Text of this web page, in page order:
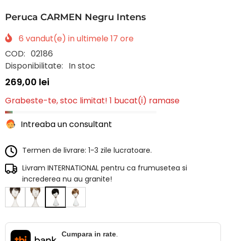
Peruca CARMEN Negru Intens
6 vandut(e) in ultimele 17 ore
COD: 02186
Disponibilitate: In stoc
269,00 lei
Grabeste-te, stoc limitat! 1 bucat(i) ramase
Intreaba un consultant
Termen de livrare: 1-3 zile lucratoare.
Livram INTERNATIONAL pentru ca frumusetea si
increderea nu au granite!
Cumpara in rate.